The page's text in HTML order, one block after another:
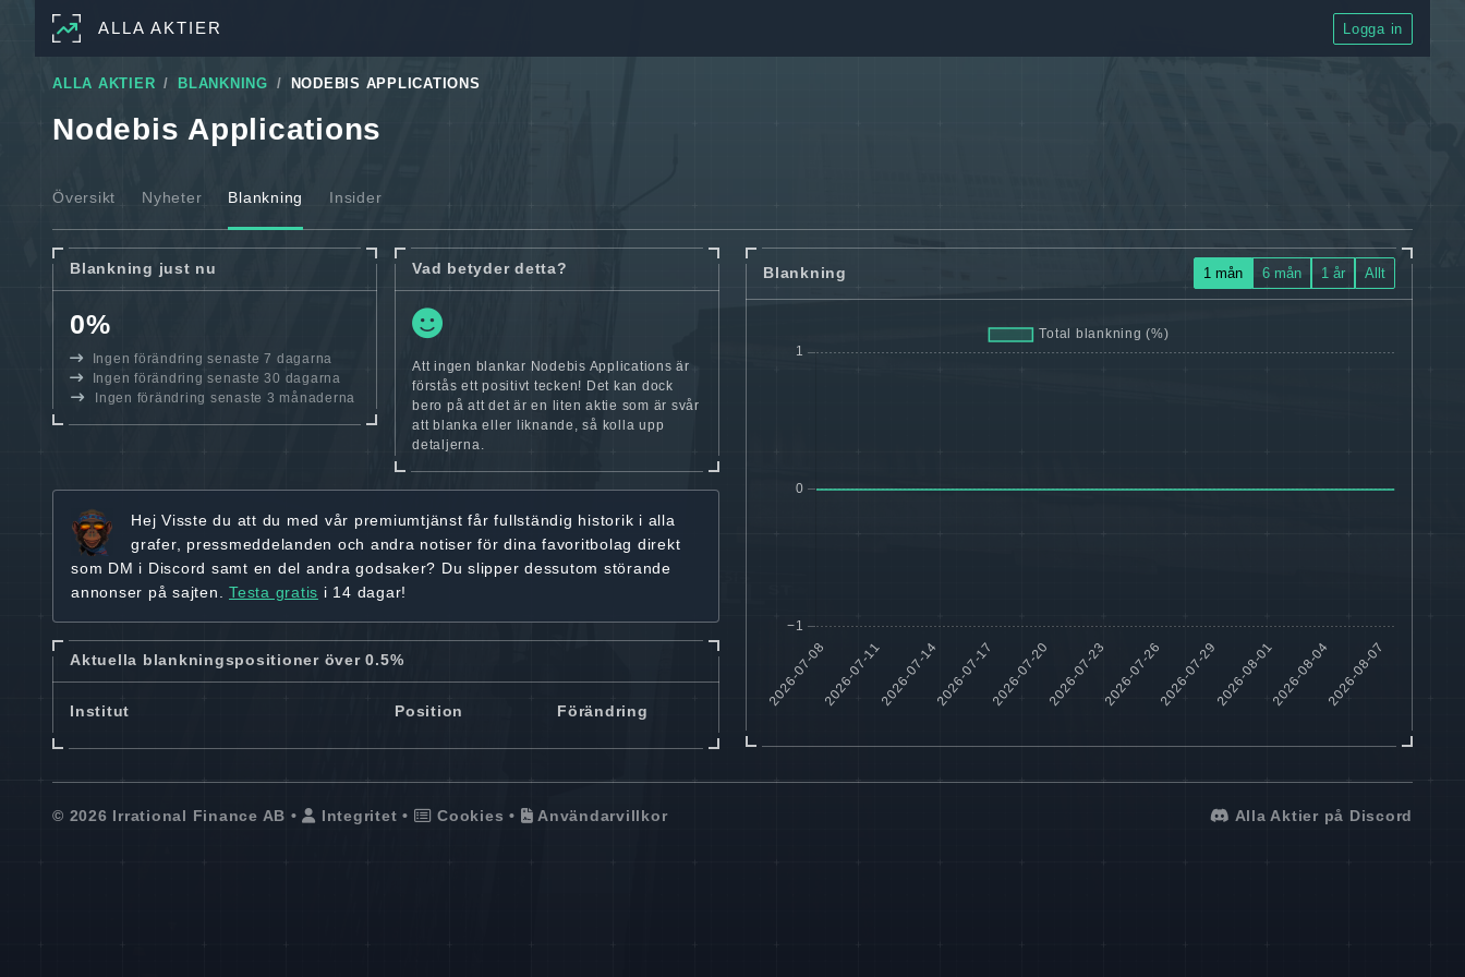
ALLA AKTIER Logga in
ALLA AKTIER BLANKNING NODEBIS APPLICATIONS
Nodebis Applications
Översikt Nyheter Blankning Insider
Blankning just nu
0%
Ingen förändring senaste 7 dagarna
Ingen förändring senaste 30 dagarna
Ingen förändring senaste 3 månaderna
Vad betyder detta?
Att ingen blankar Nodebis Applications är
förstås ett positivt tecken! Det kan dock
bero på att det är en liten aktie som är svår
att blanka eller liknande, så kolla upp
detaljerna.
Hej Visste du att du med vår premiumtjänst fårfullständig historik i alla
grafer, pressmeddelanden och andra notiser för dina favoritbolag direkt
som DM i Discord samt en del andra godsaker? Du slipper dessutom störande
annonser på sajten. Testa gratis i 14 dagar!
Aktuella blankningspositioner över 0.5%
Institut Position Förändring
Blankning 1 mån 6 mån 1 år Allt
© 2026 Irrational Finance AB • Integritet • Cookies • Användarvillkor Alla Aktier på Discord